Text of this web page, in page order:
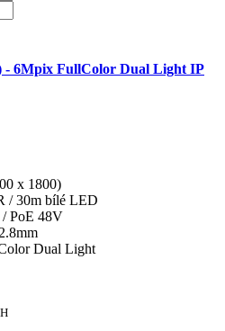
- 6Mpix FullColor Dual Light IP
x 1800)
/ 30m bílé LED
PoE 48V
Dual Light